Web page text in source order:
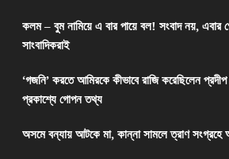
কলম – বুম নামিয়ে এ বার পায়ে বল! সংবাদ নয়, এবার
সাংবাদিকরাই
‘গজনি’ করতে আমিরকে কীভাবে রাজি করেছিলেন
প্রকাশ্যে গোপন তথ্য
অসমে বন্যায় আটকে মা, কান্না সামলে ত্রাণ সংগ্রহে